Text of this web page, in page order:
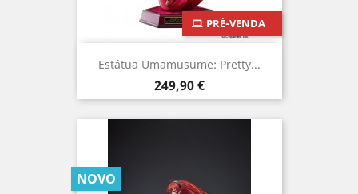
Estátua Umamusume: Pretty...
Preço
249,90 €
PRÉ-VENDA
NOVO